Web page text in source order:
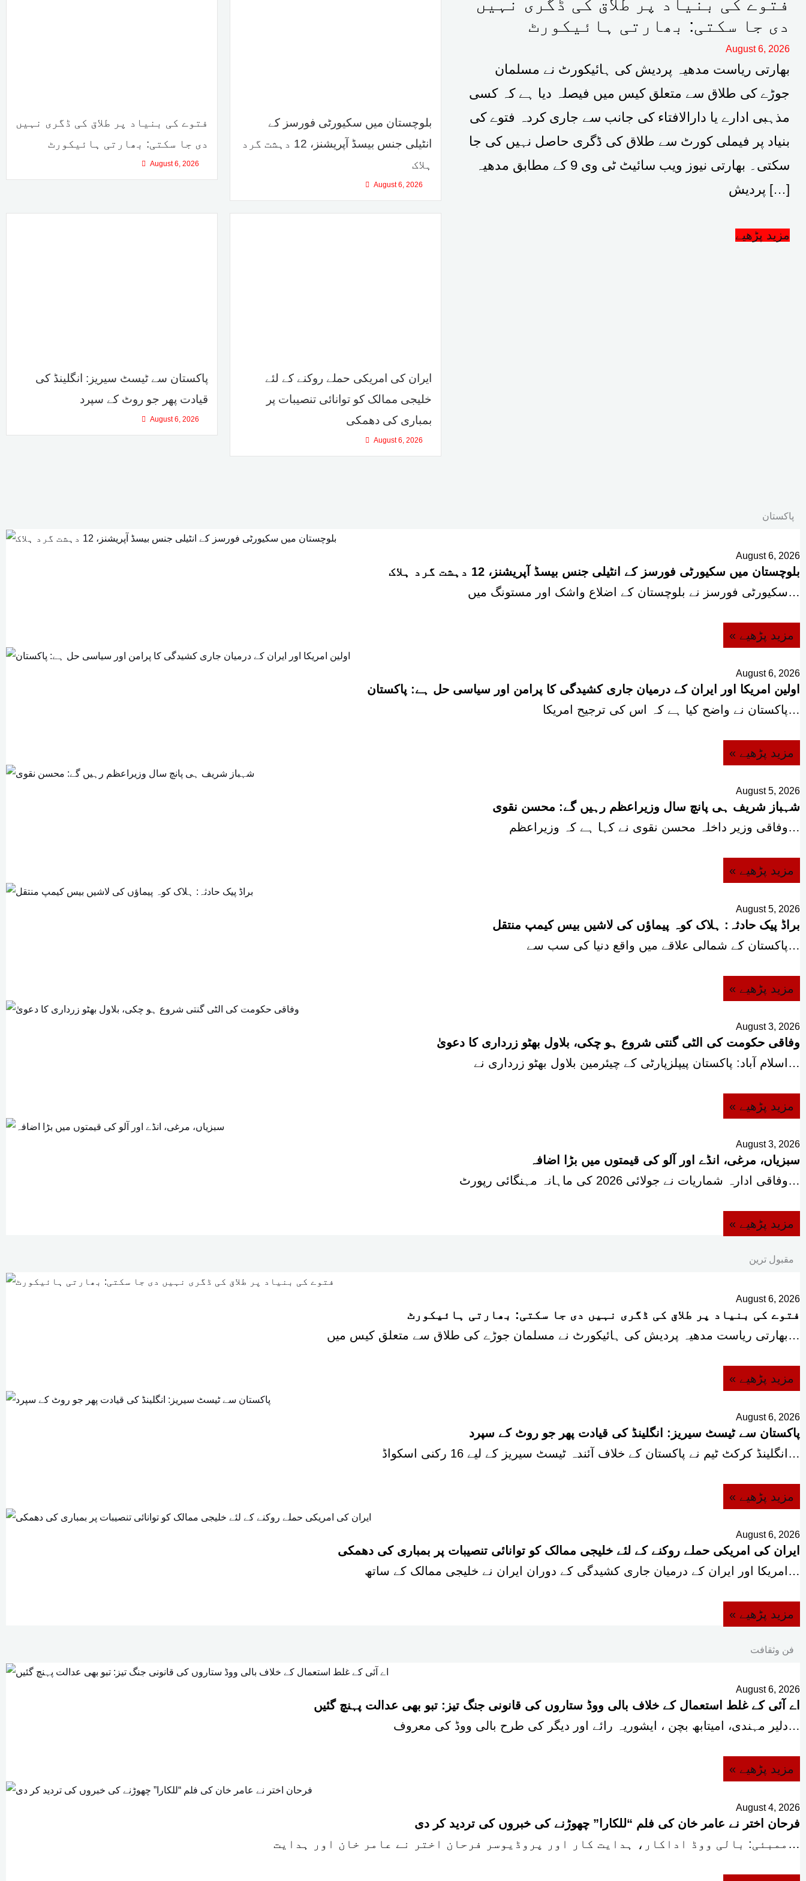
فتوے کی بنیاد پر طلاق کی ڈگری نہیں
دی جا سکتی: بھارتی ہائیکورٹ
August 6, 2026
بلوچستان میں سکیورٹی فورسز کے
انٹیلی جنس بیسڈ آپریشنز، 12 دہشت گرد
ہلاک
August 6, 2026
پاکستان سے ٹیسٹ سیریز: انگلینڈ کی
قیادت پھر جو روٹ کے سپرد
August 6, 2026
ایران کی امریکی حملے روکنے کے لئے
خلیجی ممالک کو توانائی تنصیبات پر
بمباری کی دھمکی
August 6, 2026
دی جا سکتی: بھارتی ہائیکورٹ
August 6, 2026
بھارتی ریاست مدھیہ پردیش کی ہائیکورٹ نے مسلمان
جوڑے کی طلاق سے متعلق کیس میں فیصلہ دیا ہے کہ کسی
مذہبی ادارے یا دارالافتاء کی جانب سے جاری کردہ فتوے کی
بنیاد پر فیملی کورٹ سے طلاق کی ڈگری حاصل نہیں کی جا
سکتی۔ بھارتی نیوز ویب سائیٹ ٹی وی 9 کے مطابق مدھیہ
پردیش […]
مزید پڑھیے
پاکستان
August 6, 2026
بلوچستان میں سکیورٹی فورسز کے انٹیلی جنس بیسڈ آپریشنز، 12 دہشت گرد ہلاک
سکیورٹی فورسز نے بلوچستان کے اضلاع واشک اور مستونگ میں…
« مزید پڑھیے
August 6, 2026
اولین امریکا اور ایران کے درمیان جاری کشیدگی کا پرامن اور سیاسی حل ہے: پاکستان
پاکستان نے واضح کیا ہے کہ اس کی ترجیح امریکا…
« مزید پڑھیے
August 5, 2026
شہباز شریف ہی پانچ سال وزیراعظم رہیں گے: محسن نقوی
وفاقی وزیر داخلہ محسن نقوی نے کہا ہے کہ وزیراعظم…
« مزید پڑھیے
August 5, 2026
براڈ پیک حادثہ: ہلاک کوہ پیماؤں کی لاشیں بیس کیمپ منتقل
پاکستان کے شمالی علاقے میں واقع دنیا کی سب سے…
« مزید پڑھیے
August 3, 2026
وفاقی حکومت کی الٹی گنتی شروع ہو چکی، بلاول بھٹو زرداری کا دعویٰ
اسلام آباد: پاکستان پیپلزپارٹی کے چیئرمین بلاول بھٹو زرداری نے…
« مزید پڑھیے
August 3, 2026
سبزیاں، مرغی، انڈے اور آلو کی قیمتوں میں بڑا اضافہ
وفاقی ادارہ شماریات نے جولائی 2026 کی ماہانہ مہنگائی رپورٹ…
« مزید پڑھیے
مقبول ترین
August 6, 2026
فتوے کی بنیاد پر طلاق کی ڈگری نہیں دی جا سکتی: بھارتی ہائیکورٹ
بھارتی ریاست مدھیہ پردیش کی ہائیکورٹ نے مسلمان جوڑے کی طلاق سے متعلق کیس میں…
« مزید پڑھیے
August 6, 2026
پاکستان سے ٹیسٹ سیریز: انگلینڈ کی قیادت پھر جو روٹ کے سپرد
انگلینڈ کرکٹ ٹیم نے پاکستان کے خلاف آئندہ ٹیسٹ سیریز کے لیے 16 رکنی اسکواڈ…
« مزید پڑھیے
August 6, 2026
ایران کی امریکی حملے روکنے کے لئے خلیجی ممالک کو توانائی تنصیبات پر بمباری کی دھمکی
امریکا اور ایران کے درمیان جاری کشیدگی کے دوران ایران نے خلیجی ممالک کے ساتھ…
« مزید پڑھیے
فن وثقافت
August 6, 2026
اے آئی کے غلط استعمال کے خلاف بالی ووڈ ستاروں کی قانونی جنگ تیز: تبو بھی عدالت پہنچ گئیں
دلیر مہندی، امیتابھ بچن ، ایشوریہ رائے اور دیگر کی طرح بالی ووڈ کی معروف…
« مزید پڑھیے
August 4, 2026
فرحان اختر نے عامر خان کی فلم “للکارا” چھوڑنے کی خبروں کی تردید کر دی
ممبئی: بالی ووڈ اداکار، ہدایت کار اور پروڈیوسر فرحان اختر نے عامر خان اور ہدایت…